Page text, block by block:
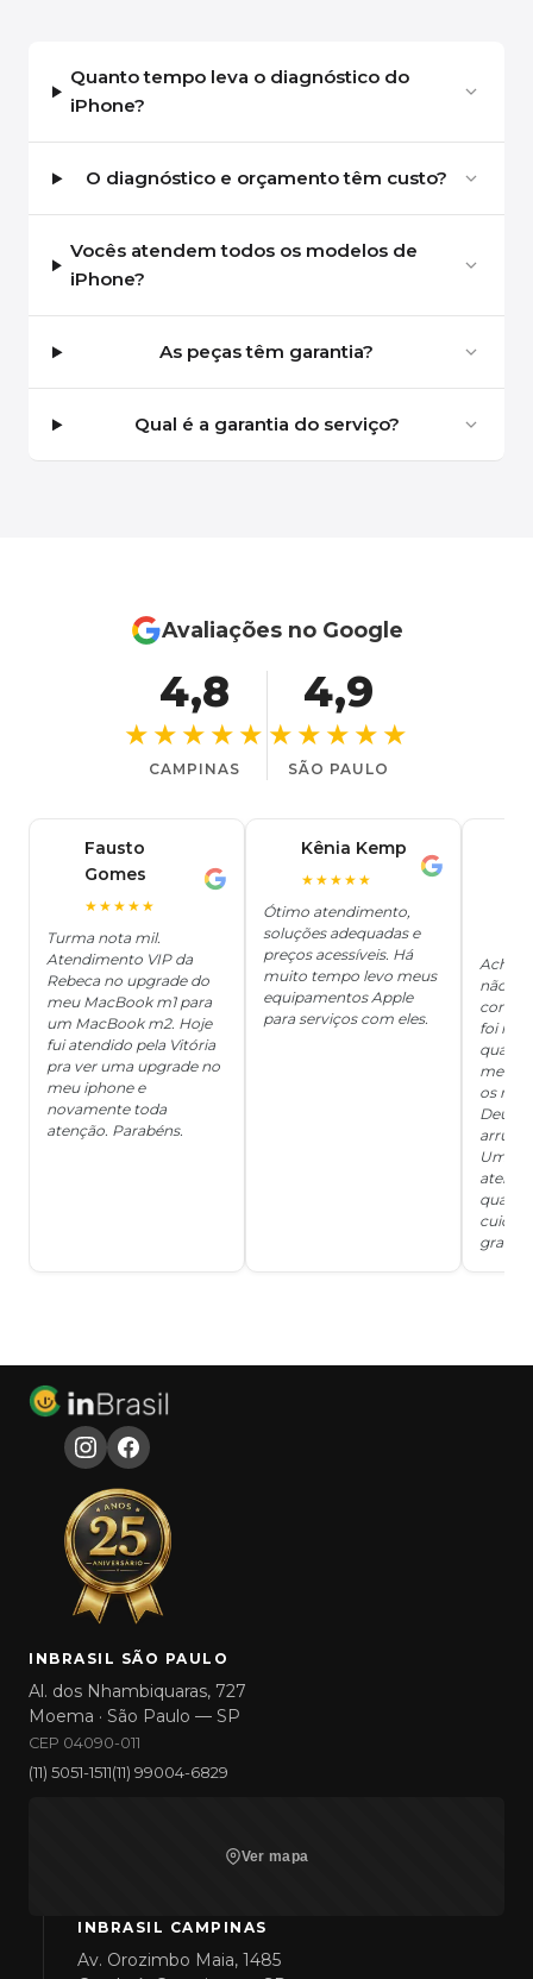
Quanto tempo leva o diagnóstico do
iPhone?
O diagnóstico e orçamento têm custo?
Vocês atendem todos os modelos de
iPhone?
As peças têm garantia?
Qual é a garantia do serviço?
Avaliações no Google
4,8
★★★★★
CAMPINAS
4,9
★★★★★
SÃO PAULO
Fausto
Gomes
★★★★★
Turma nota mil.
Atendimento VIP da
Rebeca no upgrade do
meu MacBook m1 para
um MacBook m2. Hoje
fui atendido pela Vitória
pra ver uma upgrade no
meu iphone e
novamente toda
atenção. Parabéns.
Kênia Kemp
★★★★★
Ótimo atendimento,
soluções adequadas e
preços acessíveis. Há
muito tempo levo meus
equipamentos Apple
para serviços com eles.
Achei
não
foi
me
os
Deus,
Um
grata!!!
INBRASIL SÃO PAULO
Al. dos Nhambiquaras, 727
Moema · São Paulo — SP
CEP 04090-011
(11) 5051-1511(11) 99004-6829
Ver mapa
INBRASIL CAMPINAS
Av. Orozimbo Maia, 1485